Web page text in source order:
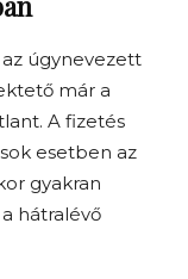
úgynevezett
már a
A fizetés
esetben az
gyakran
hátralévő